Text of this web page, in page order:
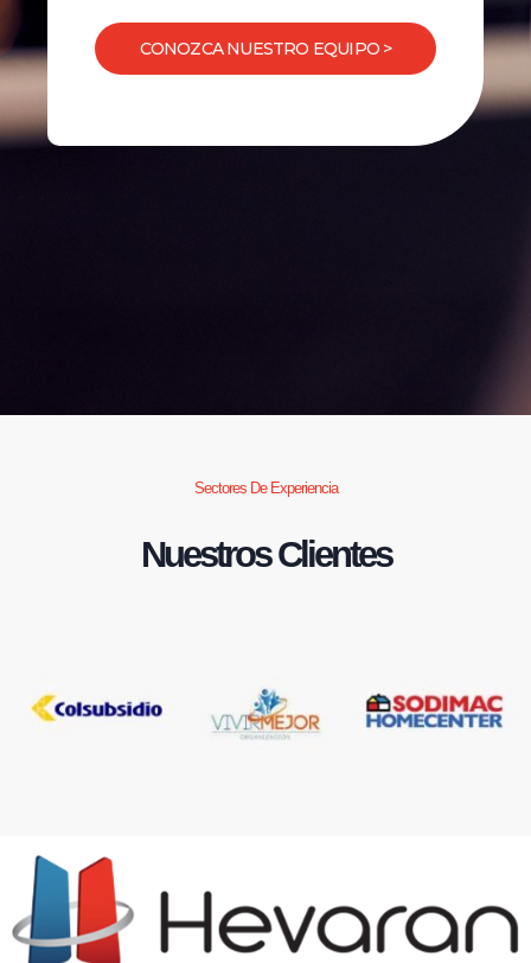
CONOZCA NUESTRO EQUIPO >
Sectores De Experiencia
Nuestros Clientes